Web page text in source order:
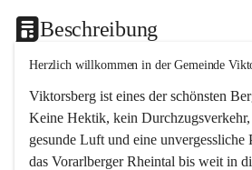
Beschreibung
Herzlich willkommen in der Gemeinde
Viktorsberg ist eines der schönsten
Keine Hektik, kein
gesunde Luft und eine unvergessliche
das Vorarlberger Rheintal bis weit in